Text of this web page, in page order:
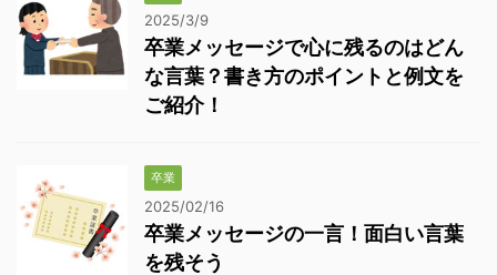
2025/3/9
卒業メッセージで心に残るのはどん
な言葉？書き方のポイントと例文を
ご紹介！
卒業
2025/02/16
卒業メッセージの一言！面白い言葉
を残そう